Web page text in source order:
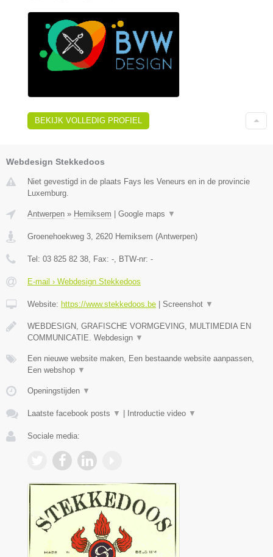
BEKIJK VOLLEDIG PROFIEL
Webdesign Stekkedoos
Niet gevestigd in de plaats Fays les Veneurs en in de provincie
Luxemburg.
Antwerpen » Hemiksem Google maps ▼
Groenehoekweg 3 2620 Hemiksem (Antwerpen)
Tel: 03 825 82 38 , Fax: - , BTW-nr: -
E-mail › Webdesign Stekkedoos
Website: https://www.stekkedoos.be Screenshot ▼
WEBDESIGN, GRAFISCHE VORMGEVING, MULTIMEDIA EN
COMMUNICATIE. Webdesign ▼
Een nieuwe website maken, Een bestaande website aanpassen,
Een webshop ▼
Openingstijden ▼
Laatste facebook posts ▼ Introductie video ▼
Sociale media: